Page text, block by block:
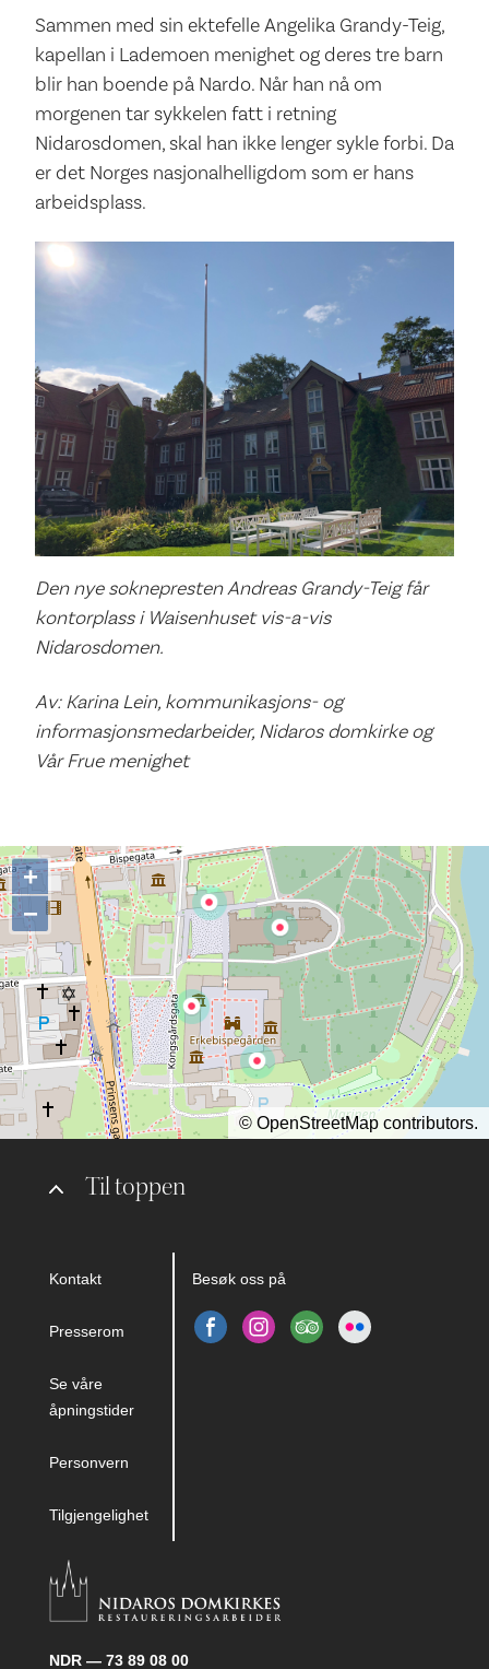
Sammen med sin ektefelle Angelika Grandy-Teig,
kapellan i Lademoen menighet og deres tre barn
blir han boende på Nardo. Når han nå om
morgenen tar sykkelen fatt i retning
Nidarosdomen, skal han ikke lenger sykle forbi. Da
er det Norges nasjonalhelligdom som er hans
arbeidsplass.
Den nye soknepresten Andreas Grandy-Teig får
kontorplass i Waisenhuset vis-a-vis
Nidarosdomen.
Av: Karina Lein, kommunikasjons- og
informasjonsmedarbeider, Nidaros domkirke og
Vår Frue menighet
Til toppen
Kontakt
Presserom
Se våre
åpningstider
Personvern
Tilgjengelighet
Besøk oss på
NDR — 73 89 08 00
+
−
© OpenStreetMap contributors.